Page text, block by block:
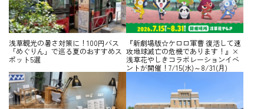
浅草観光の暑さ対策に！100円バス
「めぐりん」で巡る夏のおすすめス
ポット5選
『新劇場版☆ケロロ軍曹 復活して速
攻地球滅亡の危機であります！』×
浅草花やしきコラボレーションイベ
ントが開催！7/15(水)～8/31(月)